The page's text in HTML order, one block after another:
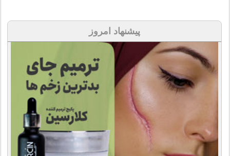
پیشنهاد امروز